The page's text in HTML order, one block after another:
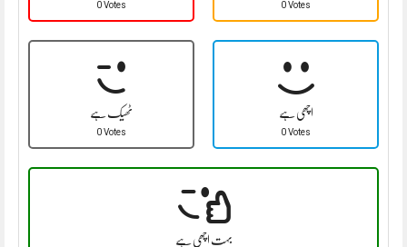
0 Votes 0 Votes
ٹھیک ہے
0 Votes
اچھی ہے
0 Votes
بہت اچھی ہے